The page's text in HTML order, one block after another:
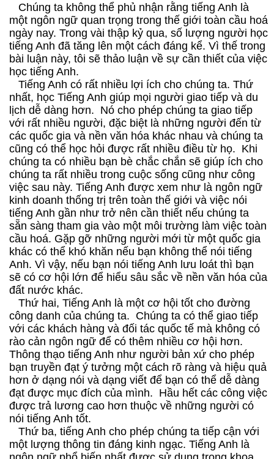
Chúng ta không thể phủ nhận rằng tiếng Anh là
một ngôn ngữ quan trọng trong thế giới toàn cầu hoá
ngày nay. Trong vài thập kỷ qua, số lượng người học
tiếng Anh đã tăng lên một cách đáng kể. Vì thế trong
bài luận này, tôi sẽ thảo luận về sự cần thiết của việc
học tiếng Anh.
Tiếng Anh có rất nhiều lợi ích cho chúng ta. Thứ
nhất, học Tiếng Anh giúp mọi người giao tiếp và du
lịch dễ dàng hơn. Nó cho phép chúng ta giao tiếp
với rất nhiều người, đặc biệt là những người đến từ
các quốc gia và nền văn hóa khác nhau và chúng ta
cũng có thể học hỏi được rất nhiều điều từ họ. Khi
chúng ta có nhiều bạn bè chắc chắn sẽ giúp ích cho
chúng ta rất nhiều trong cuộc sống cũng như công
việc sau này. Tiếng Anh được xem như là ngôn ngữ
kinh doanh thống trị trên toàn thế giới và việc nói
tiếng Anh gần như trở nên cần thiết nếu chúng ta
sẵn sàng tham gia vào một môi trường làm việc toàn
cầu hoá. Gặp gỡ những người mới từ một quốc gia
khác có thể khó khăn nếu bạn không thể nói tiếng
Anh. Vì vậy, nếu bạn nói tiếng Anh lưu loát thì bạn
sẽ có cơ hội lớn để hiểu sâu sắc về nền văn hóa của
đất nước khác.
Thứ hai, Tiếng Anh là một cơ hội tốt cho đường
công danh của chúng ta. Chúng ta có thể giao tiếp
với các khách hàng và đối tác quốc tế mà không có
rào cản ngôn ngữ để có thêm nhiều cơ hội hơn.
Thông thạo tiếng Anh như người bản xứ cho phép
bạn truyền đạt ý tưởng một cách rõ ràng và hiệu quả
hơn ở dạng nói và dạng viết để bạn có thể dễ dàng
đạt được mục đích của mình. Hầu hết các công việc
được trả lương cao hơn thuộc về những người có
nói tiếng Anh tốt.
Thứ ba, tiếng Anh cho phép chúng ta tiếp cận với
một lượng thông tin đáng kinh ngạc. Tiếng Anh là